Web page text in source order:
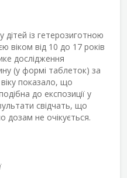
дітей із гетерозиготною
віком від 10 до 17 років
дослідження
(у формі таблеток) за
показало, що
до експозиції у
свідчать, що
дозам не очікується.